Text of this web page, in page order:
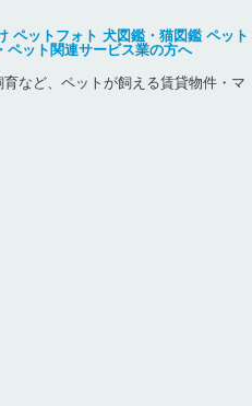
ペットフォト 犬図鑑・猫図鑑 ペット
ペット関連サービス業の方へ
など、ペットが飼える賃貸物件・マ